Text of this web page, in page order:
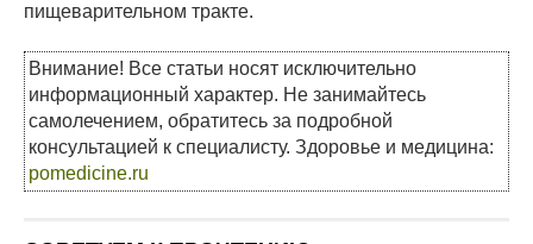
пищеварительном тракте.
Внимание! Все статьи носят исключительно
информационный характер. Не занимайтесь
самолечением, обратитесь за подробной
консультацией к специалисту. Здоровье и медицина:
pomedicine.ru